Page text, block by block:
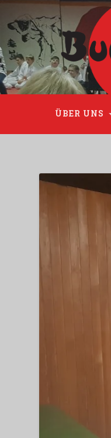
Please disable Adblock!
ÜBER UNS